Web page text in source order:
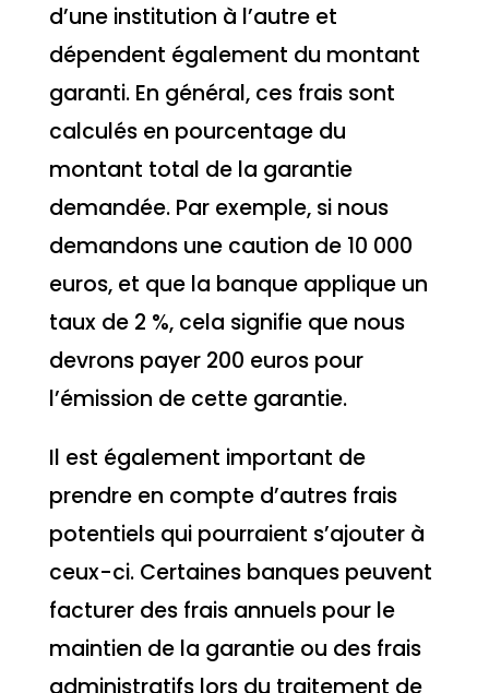
d’une institution à l’autre et
dépendent également du montant
garanti. En général, ces frais sont
calculés en pourcentage du
montant total de la garantie
demandée. Par exemple, si nous
demandons une caution de 10 000
euros, et que la banque applique un
taux de 2 %, cela signifie que nous
devrons payer 200 euros pour
l’émission de cette garantie.
Il est également important de
prendre en compte d’autres frais
potentiels qui pourraient s’ajouter à
ceux-ci. Certaines banques peuvent
facturer des frais annuels pour le
maintien de la garantie ou des frais
administratifs lors du traitement de